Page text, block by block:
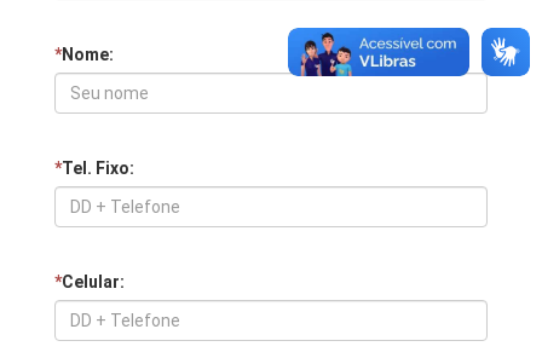
*Nome:
*Tel. Fixo:
*Celular: